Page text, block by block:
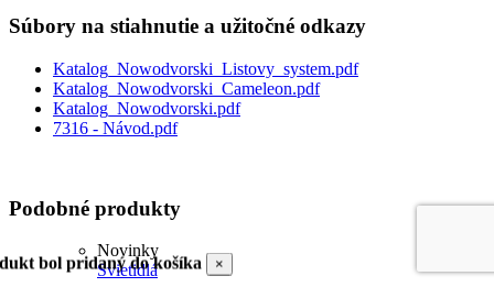
Súbory na stiahnutie a užitočné odkazy
Katalog_Nowodvorski_Listovy_system.pdf
Katalog_Nowodvorski_Cameleon.pdf
Katalog_Nowodvorski.pdf
7316 - Návod.pdf
Podobné produkty
Novinky
Svietidlá
bol pridaný do košíka ×